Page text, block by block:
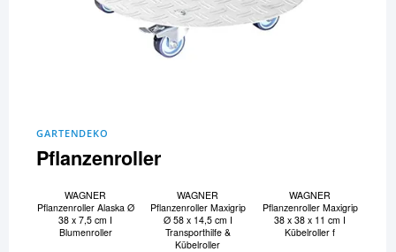
GARTENDEKO
Pflanzenroller
WAGNER
Pflanzenroller Alaska Ø
38 x 7,5 cm I
Blumenroller
WAGNER
Pflanzenroller Maxigrip
Ø 58 x 14,5 cm I
Transporthilfe &
Kübelroller
WAGNER
Pflanzenroller Maxigrip
38 x 38 x 11 cm I
Kübelroller f